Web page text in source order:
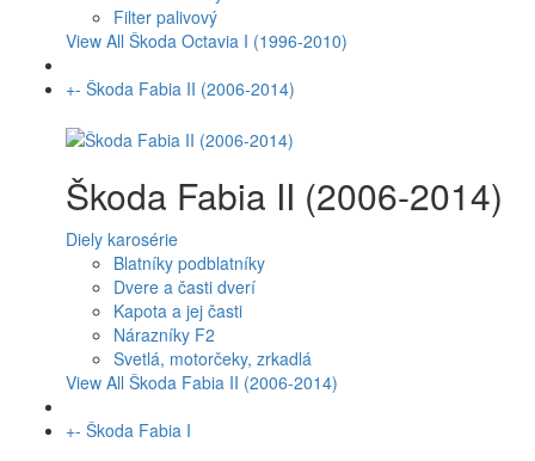
Filter palivový
View All Škoda Octavia I (1996-2010)
+- Škoda Fabia II (2006-2014)
Škoda Fabia II (2006-2014)
Diely karosérie
Blatníky podblatníky
Dvere a časti dverí
Kapota a jej časti
Nárazníky F2
Svetlá, motorčeky, zrkadlá
View All Škoda Fabia II (2006-2014)
+- Škoda Fabia I